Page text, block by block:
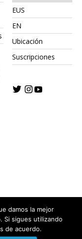
EUS
EN
Ubicación
Suscripciones
damos la mejor
Si sigues utilizando
de acuerdo.